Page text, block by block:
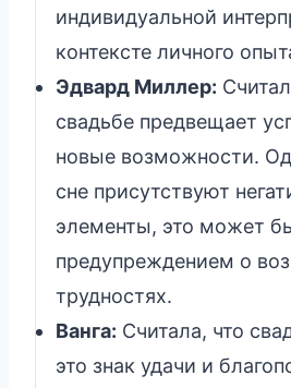
индивидуальной
контексте личного
Эдвард Миллер:
свадьбе предвещает
новые возможности.
сне присутствуют
элементы, это может
предупреждением о
трудностях.
Ванга: Считала, что
это знак удачи и